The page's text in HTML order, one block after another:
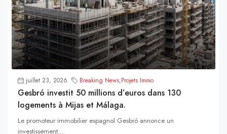
juillet 23, 2026 Breaking News,Projets Immo
Gesbró investit 50 millions d’euros dans 130
logements à Mijas et Málaga.
Le promoteur immobilier espagnol Gesbró annonce un
investissement...